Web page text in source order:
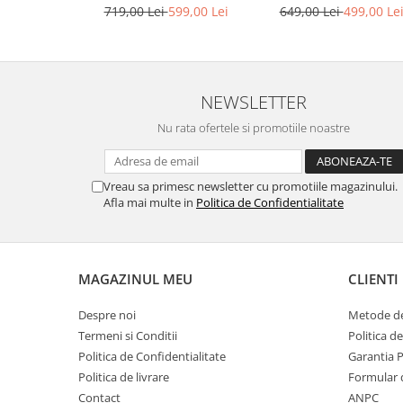
719,00 Lei599,00 Lei bronz
649,00 Lei499,00 Lei
NEWSLETTER
Nu rata ofertele si promotiile noastre
Vreau sa primesc newsletter cu promotiile magazinului.
Afla mai multe in Politica de Confidentialitate
MAGAZINUL MEU
Despre noi
Termeni si Conditii
Politica de Confidentialitate
Politica de livrare
Contact
CLIENTI
Metode
Politica
Garantia
Formular
ANPC